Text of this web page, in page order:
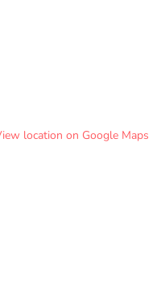
location on Google Maps